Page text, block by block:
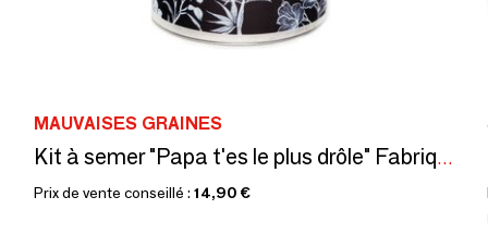
MAUVAISES GRAINES
Kit à semer "Papa t'es le plus drôle" Fabriqué en France
Prix de vente conseillé : 14,90 €